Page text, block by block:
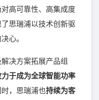
高可靠性、高集成度
思瑞浦以技术创新驱
心。
决方案拓展产品组
于成为全球智能功率
，思瑞浦也持续为客